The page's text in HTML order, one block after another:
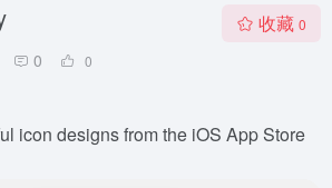
0 0
收藏 0
icon designs from the iOS App Store